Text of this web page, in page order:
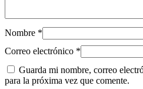
Nombre *
Correo electrónico *
Guarda mi nombre, correo
para la próxima vez que comente.